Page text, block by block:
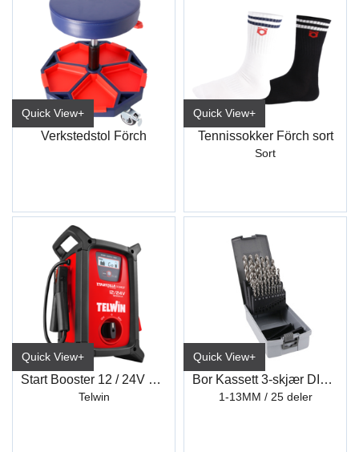
Quick View+
Verkstedstol Förch
Quick View+
Tennissokker Förch sort
Sort
Quick View+
Start Booster 12 / 24V Startzilla 9024XT
Telwin
Quick View+
Bor Kassett 3-skjær DIN338
1-13MM / 25 deler